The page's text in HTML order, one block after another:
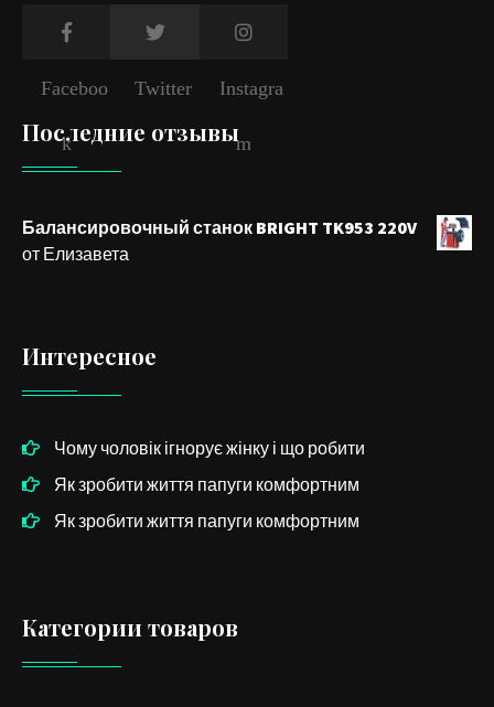
Faceboo
k
Twitter Instagra
m
Последние отзывы
Балансировочный станок BRIGHT TK953 220V
от Елизавета
Интересное
Чому чоловік ігнорує жінку і що робити
Як зробити життя папуги комфортним
Як зробити життя папуги комфортним
Категории товаров